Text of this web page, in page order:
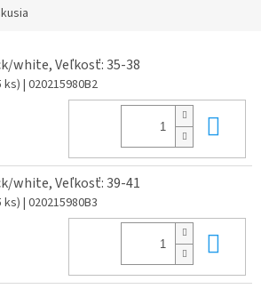
white, Veľkosť: 35-38
ks) | 020215980B2
white, Veľkosť: 39-41
ks) | 020215980B3